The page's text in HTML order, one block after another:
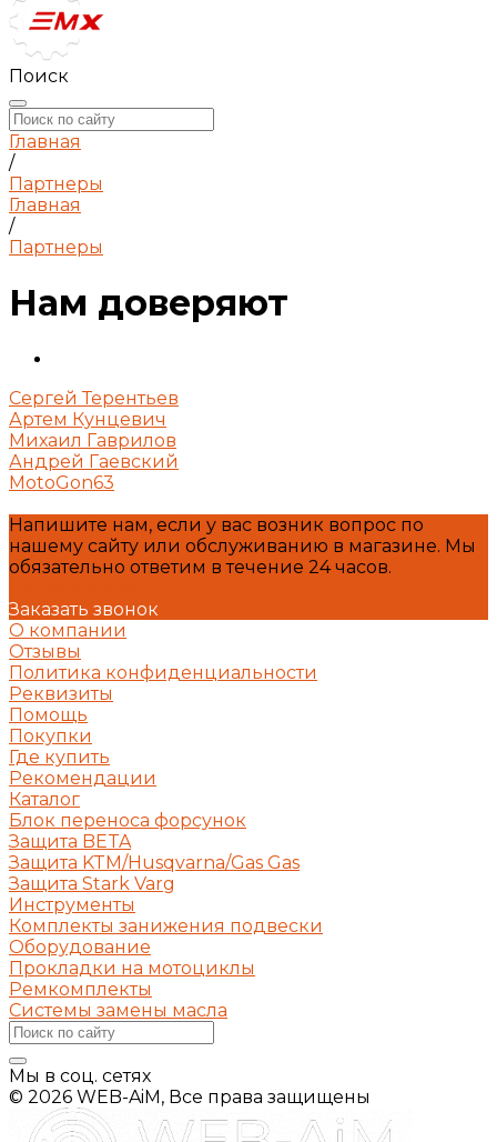
Поиск
Главная
/
Партнеры
Главная
/
Партнеры
Нам доверяют
Сергей Терентьев
Артем Кунцевич
Михаил Гаврилов
Андрей Гаевский
MotoGon63
Напишите нам, если у вас возник вопрос по
нашему сайту или обслуживанию в магазине. Мы
обязательно ответим в течение 24 часов.
Заказать звонок
О компании
Отзывы
Политика конфиденциальности
Реквизиты
Помощь
Покупки
Где купить
Рекомендации
Каталог
Блок переноса форсунок
Защита BETA
Защита KTM/Husqvarna/Gas Gas
Защита Stark Varg
Инструменты
Комплекты занижения подвески
Оборудование
Прокладки на мотоциклы
Ремкомплекты
Системы замены масла
Мы в соц. сетях
© 2026 WEB-AiM, Все права защищены